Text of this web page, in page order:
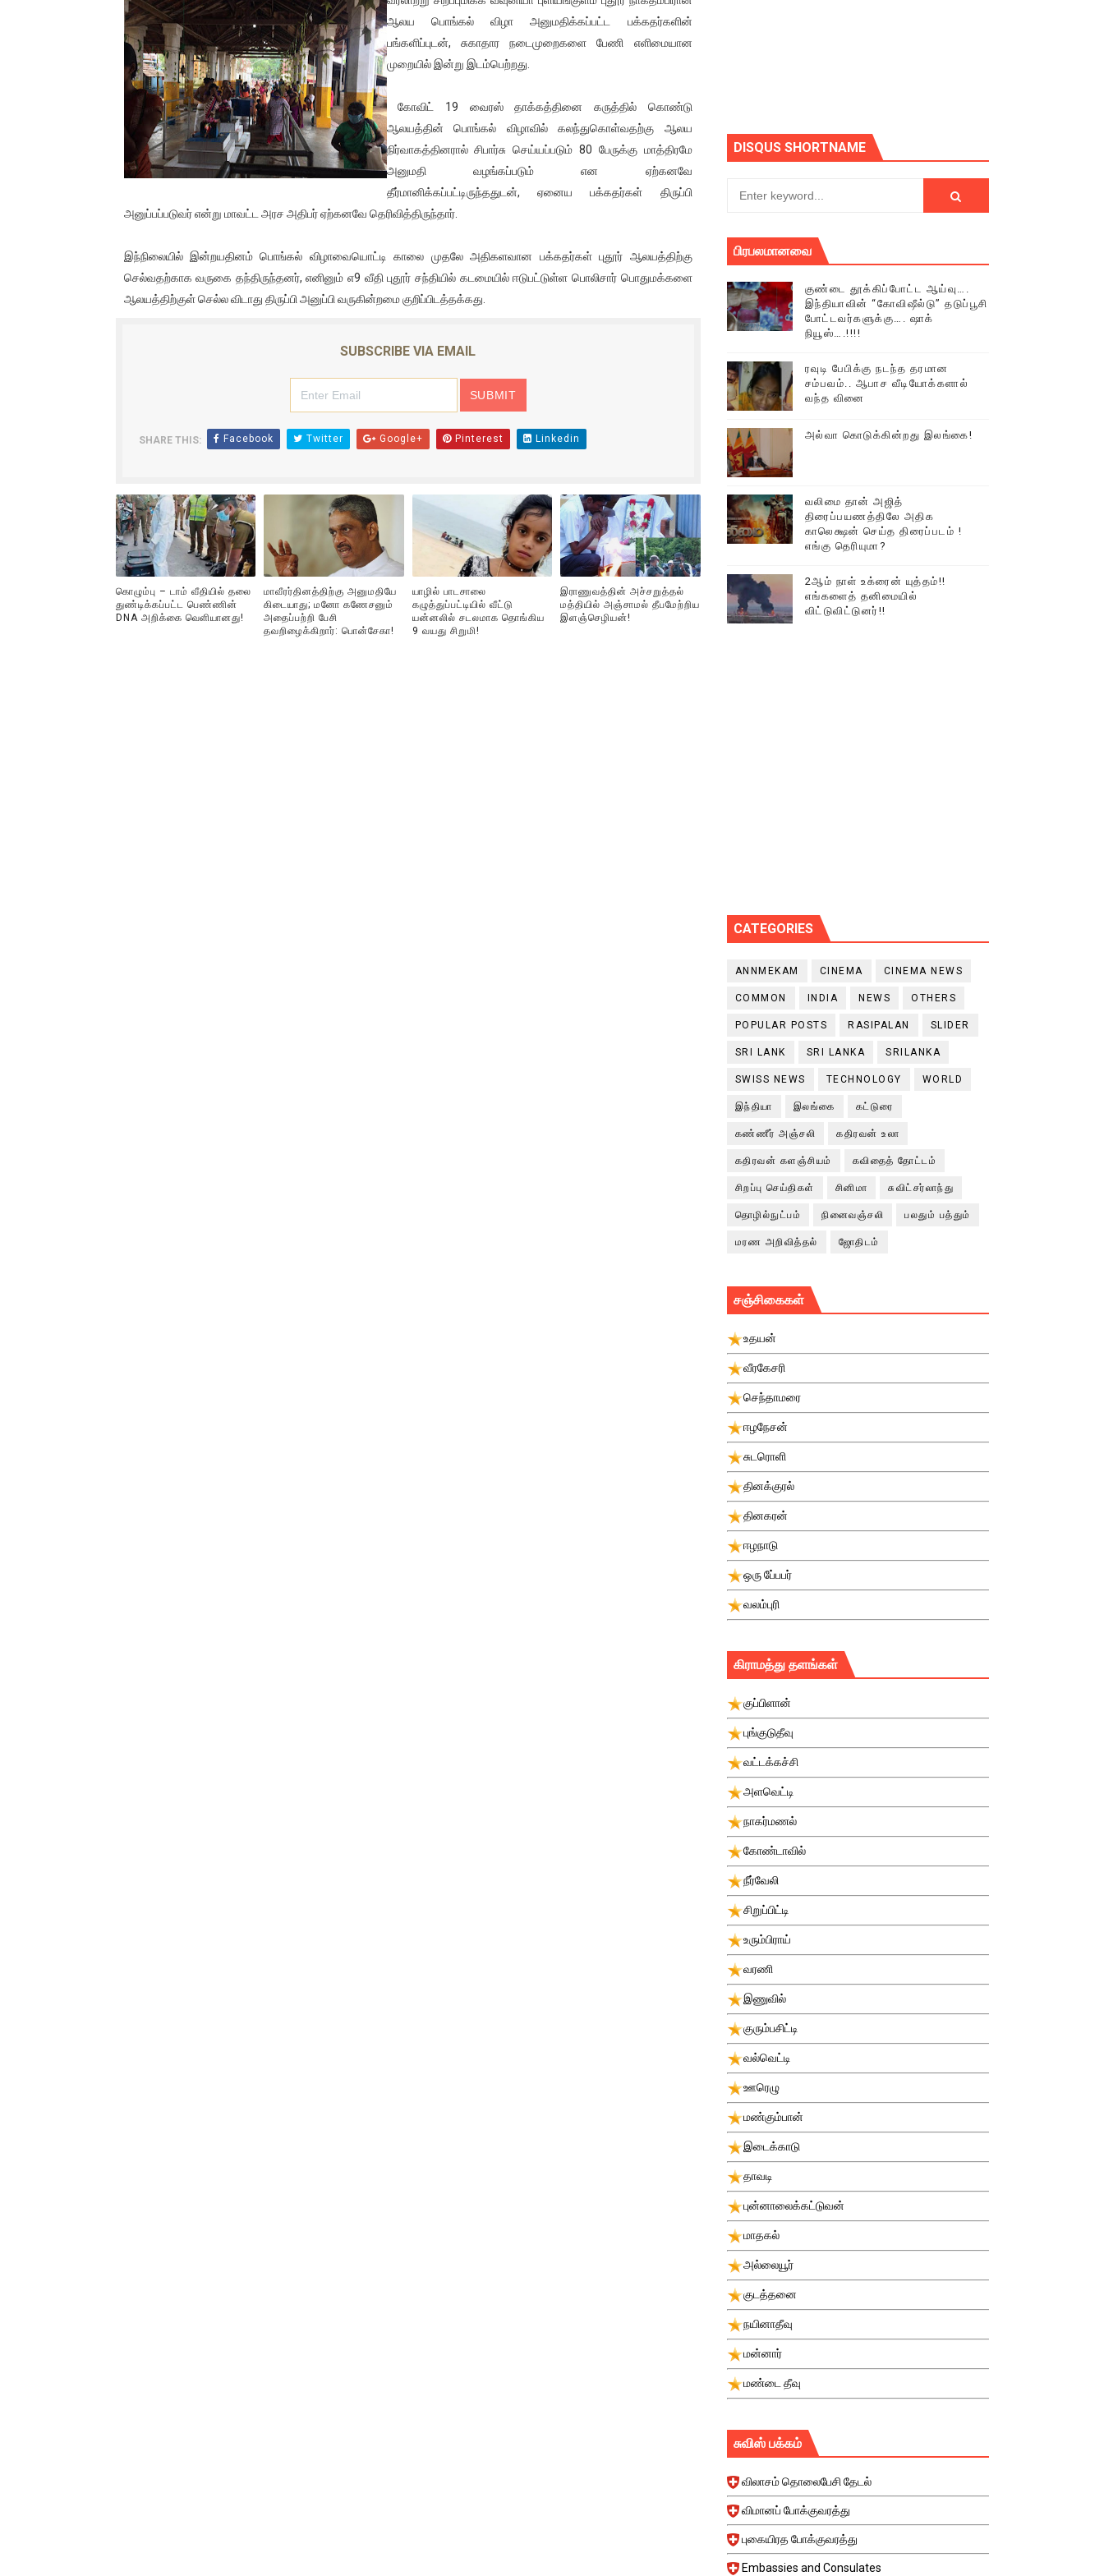
பாலச்சந்திரன் மற்றும் தன்னிடம் படித்த மாணவர்கள் தொடர்பில் நாடாளுமன்றத்தில் பகிரங்க கேள்வி
பிரிட்டனால் கடத்தப்படும் நிலையில் இலங்கைத் தமிழ் குடும்பம்!! நடந்தது என்ன
வர்ராரு...வர்ராரு... அண்ணாத்த : ரஜினிக்காக இலங்கை பாடலாசிரியர் வெளியிட்ட...
கைது செய்யப்பட்ட இளைஞன் உயிரிழப்பு - கொதித்தெழுந்த பிரதேசவாசிகள்!
தடுப்பூசியை பெற்றுக் கொள்ளக் கூடிய இடங்கள்...
சிறுமியை பாலியல் வன்கொடுமை செய்த முதியவருக்கு வழங்கப்பட்ட தண்டனை
வடிவேலுவுக்கு நீதிமன்றம் விதித்துள்ள அதிரடி உத்தரவு!
தியாகதீபம் லெப்.கேணல் திலீபன், கேணல் சங்கர் ஆகியோரின் நினைவெழுச்சி நாள் - 26.09.2021 சுவிஸ் (செய்தியும்,படங்களும்..)
ஐ.நா முன்றலில் சீரற்ற காலநிலையிலும் தமிழின அழிப்பிற்கு நீதி கேட்டு நடைபெற்ற கவனயீர்ப்புப் போராட்டத்தில் திரண்ட தமிழ்மக்கள்!!
இளையராஜா – கமல் அவசர சந்திப்பு (படங்கள், விடியோ)
ஜனாதிபதி ஐக்கிய நாடுகளின் பொதுச் சபை கூட்டத்தில் இன்று உரை
வலிமை தான் அஜித் திரைப்பயணத்திலே அதிக காலெக்ஷன் செய்த திரைப்படம் ! எங்கு தெரியுமா?
அல்வா கொடுக்கின்றது இலங்கை!
ஆலய பொங்கல் விழா அனுமதிக்கப்பட்ட பக்கதர்களின்
பங்களிப்புடன், சுகாதார நடைமுறைகளை பேணி எளிமையான
முறையில் இன்று இடம்பெற்றது.
கோவிட் 19 வைரஸ் தாக்கத்தினை கருத்தில் கொண்டு
ஆலயத்தின் பொங்கல் விழாவில் கலந்துகொள்வதற்கு ஆலய
நிர்வாகத்தினரால் சிபார்சு செய்யப்படும் 80 பேருக்கு மாத்திரமே
அனுமதி வழங்கப்படும் என ஏற்கனவே
தீர்மானிக்கப்பட்டிருந்ததுடன், ஏனைய பக்கதர்கள் திருப்பி
அனுப்பப்படுவர் என்று மாவட்ட அரச அதிபர் ஏற்கனவே தெரிவித்திருந்தார்.
இந்நிலையில் இன்றயதினம் பொங்கல் விழாவையொட்டி காலை முதலே அதிகளவான பக்கதர்கள் புதூர் ஆலயத்திற்கு
செல்வதற்காக வருகை தந்திருந்தனர், எனினும் எ9 வீதி புதூர் சந்தியில் கடமையில் ஈடுபட்டுள்ள பொலிசார் பொதுமக்களை
ஆலயத்திற்குள் செல்ல விடாது திருப்பி அனுப்பி வருகின்றமை குறிப்பிடத்தக்கது.
SUBSCRIBE VIA EMAIL
SHARE THIS: Facebook Twitter Google+ Pinterest Linkedin
கொழும்பு – டாம் வீதியில் தலை
துண்டிக்கப்பட்ட பெண்ணின்
DNA அறிக்கை வௌியானது!
மாவீரர்தினத்திற்கு அனுமதியே
கிடையாது; மனோ கணேசனும்
அதைப்பற்றி பேசி
தவறிழைக்கிறார்: பொன்சேகா!
யாழில் பாடசாலை
கழுத்துப்பட்டியில் வீட்டு
யன்னலில் சடலமாக தொங்கிய
9 வயது சிறுமி!
இராணுவத்தின் அச்சறுத்தல்
மத்தியில் அஞ்சாமல் தீபமேற்றிய
இளஞ்செழியன்!
DISQUS SHORTNAME
பிரபலமானவை
குண்டை தூக்கிப்போட்ட ஆய்வு….
இந்தியாவின் “கோவிஷீல்டு” தடுப்பூசி
போட்டவர்களுக்கு…. ஷாக்
நியூஸ்….!!!!
ரவுடி பேபிக்கு நடந்த தரமான
சம்பவம்.. ஆபாச வீடியோக்களால்
வந்த வினை
அல்வா கொடுக்கின்றது இலங்கை!
வலிமை தான் அஜித்
திரைப்பயணத்திலே அதிக
காலெக்ஷன் செய்த திரைப்படம் !
எங்கு தெரியுமா?
2ஆம் நாள் உக்ரைன் யுத்தம்!!
எங்களைத் தனிமையில்
விட்டுவிட்டுனர்!!
CATEGORIES
ANNMEKAM CINEMA CINEMA NEWS
COMMON INDIA NEWS OTHERS
POPULAR POSTS RASIPALAN SLIDER
SRI LANK SRI LANKA SRILANKA
SWISS NEWS TECHNOLOGY WORLD
இந்தியா இலங்கை கட்டுரை
கண்ணீர் அஞ்சலி கதிரவன் உலா
கதிரவன் களஞ்சியம் கவிதைத் தோட்டம்
சிறப்பு செய்திகள் சினிமா சுவிட்சர்லாந்து
தொழில்நுட்பம் நினைவஞ்சலி பலதும் பத்தும்
மரண அறிவித்தல் ஜோதிடம்
சஞ்சிகைகள்
உதயன்
வீரகேசரி
செந்தாமரை
ஈழநேசன்
சுடரொளி
தினக்குரல்
தினகரன்
ஈழநாடு
ஒரு பே்பபர்
வலம்புரி
கிராமத்து தளங்கள்
குப்பிளான்
புங்குடுதீவு
வட்டக்கச்சி
அளவெட்டி
நாகர்மணல்
கோண்டாவில்
நீர்வேலி
சிறுப்பிட்டி
உரும்பிராய்
வரணி
இணுவில்
குரும்பசிட்டி
வல்வெட்டி
ஊரெழு
மண்கும்பான்
இடைக்காடு
தாவடி
புன்னாலைக்கட்டுவன்
மாதகல்
அல்லையூர்
குடத்தனை
நயினாதீவு
மன்னார்
மண்டை தீவு
சுவிஸ் பக்கம்
விலாசம் தொலைபேசி தேடல்
விமானப் போக்குவரத்து
புகையிரத போக்குவரத்து
Embassies and Consulates